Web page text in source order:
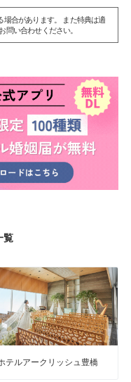
合があります。 また特典は適
問い合わせください。
覧
テルアークリッシュ豊橋